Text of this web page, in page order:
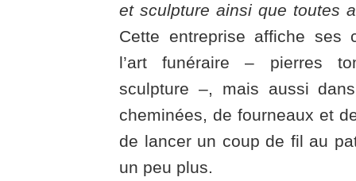
et sculpture ainsi que toutes
Cette entreprise affiche ses
l’art funéraire – pierres
sculpture –, mais aussi
cheminées, de fourneaux et
de lancer un coup de fil au
un peu plus.